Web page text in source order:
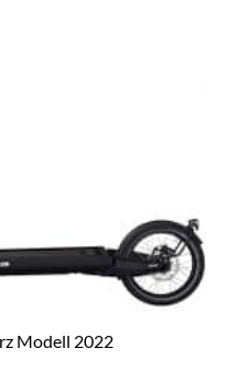
Modell 2022